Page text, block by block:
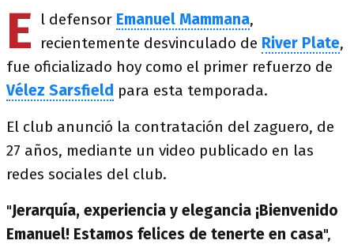
E l defensor Emanuel Mammana,
recientemente desvinculado de River Plate,
fue oficializado hoy como el primer refuerzo de
Vélez Sarsfield para esta temporada.
El club anunció la contratación del zaguero, de
27 años, mediante un video publicado en las
redes sociales del club.
"Jerarquía, experiencia y elegancia ¡Bienvenido
Emanuel! Estamos felices de tenerte en casa",